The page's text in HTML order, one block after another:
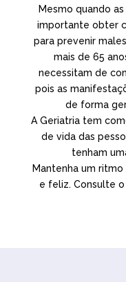
Mesmo quando
importante obter
para prevenir
mais de 65
necessitam de
pois as
de forma
A Geriatria tem
de vida das
tenham
Mantenha um
e feliz. Consulte